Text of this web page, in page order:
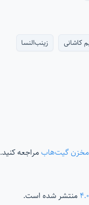
کاشانی زینب‌النسا
مخزن گیت‌هابمراجعه کنید.
منتشر شده است.